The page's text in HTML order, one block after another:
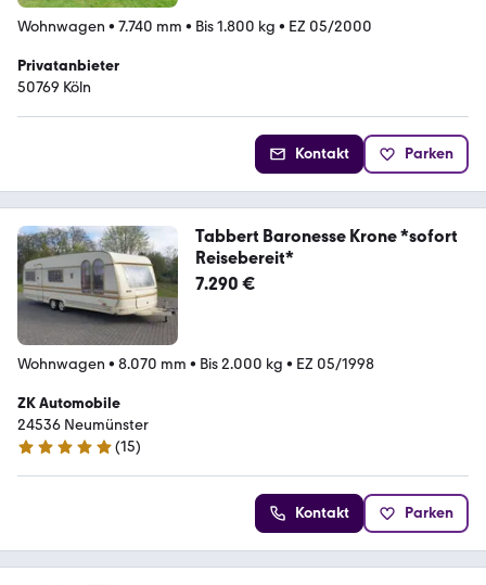
Wohnwagen • 7.740 mm • Bis 1.800 kg • EZ 05/2000
Privatanbieter
50769 Köln
Kontakt Parken
Tabbert Baronesse Krone *sofort
Reisebereit*
7.290 €
Wohnwagen • 8.070 mm • Bis 2.000 kg • EZ 05/1998
ZK Automobile
24536 Neumünster
5 Sterne
(15)
Kontakt Parken